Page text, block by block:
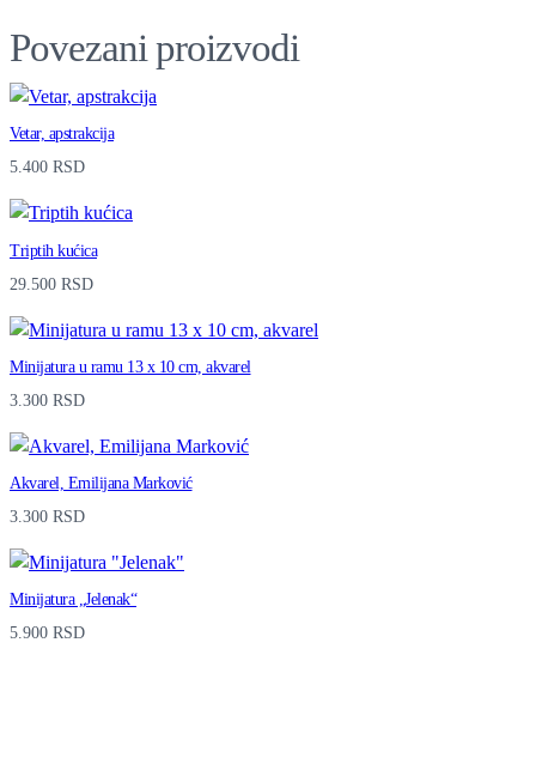
a
r
e
l
q
u
a
n
t
i
t
y
Povezani proizvodi
Vetar, apstrakcija
5.400 RSD
Triptih kućica
29.500 RSD
Minijatura u ramu 13 x 10 cm, akvarel
3.300 RSD
Akvarel, Emilijana Marković
3.300 RSD
Minijatura „Jelenak“
5.900 RSD